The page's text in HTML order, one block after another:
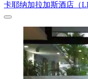
卡耶纳加拉加斯酒店（